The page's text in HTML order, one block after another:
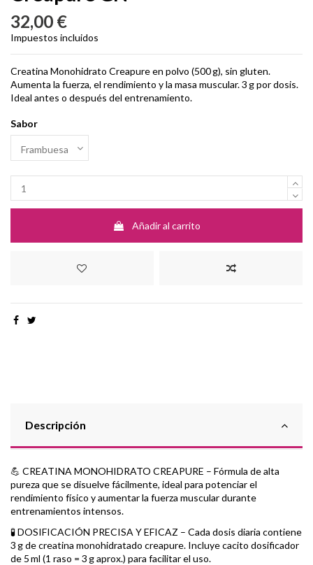
32,00 €
Impuestos incluidos
Creatina Monohidrato Creapure en polvo (500 g), sin gluten.
Aumenta la fuerza, el rendimiento y la masa muscular. 3 g por dosis.
Ideal antes o después del entrenamiento.
Sabor
Añadir al carrito
Descripción
💪 CREATINA MONOHIDRATO CREAPURE – Fórmula de alta
pureza que se disuelve fácilmente, ideal para potenciar el
rendimiento físico y aumentar la fuerza muscular durante
entrenamientos intensos.
🧪 DOSIFICACIÓN PRECISA Y EFICAZ – Cada dosis diaria contiene
3 g de creatina monohidratado creapure. Incluye cacito dosificador
de 5 ml (1 raso = 3 g aprox.) para facilitar el uso.